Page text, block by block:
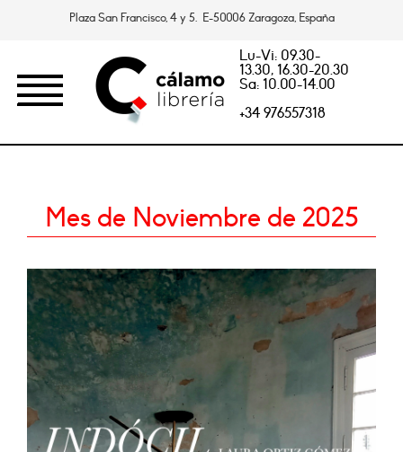
Plaza San Francisco, 4 y 5. E-50006 Zaragoza, España
Lu-Vi: 09.30-
13.30, 16.30-20.30
Sa: 10.00-14.00
+34 976557318
Mes de Noviembre de 2025